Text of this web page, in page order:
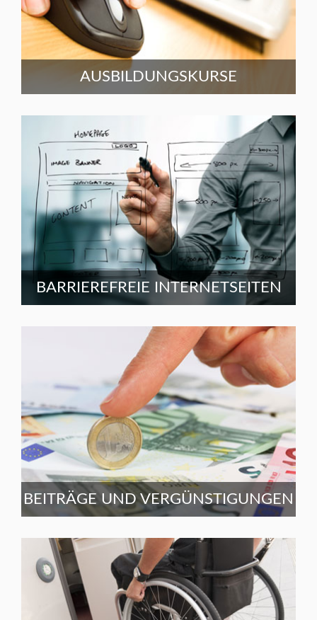
AUSBILDUNGSKURSE
BARRIEREFREIE INTERNETSEITEN
BEITRÄGE UND VERGÜNSTIGUNGEN